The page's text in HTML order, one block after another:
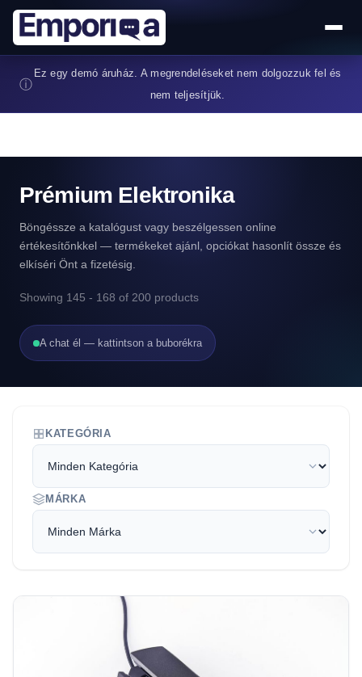
Ugrás a tartalomra
ⓘ
Ez egy demó áruház. A megrendeléseket nem dolgozzuk fel és
nem teljesítjük.
Prémium Elektronika
Böngéssze a katalógust vagy beszélgessen online
értékesítőnkkel — termékeket ajánl, opciókat hasonlít össze és
elkíséri Önt a fizetésig.
Showing 145 - 168 of 200 products
A chat él — kattintson a buborékra
KATEGÓRIA
MÁRKA